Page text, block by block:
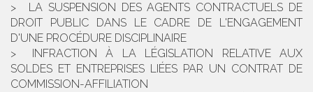
LA SUSPENSION DES AGENTS CONTRACTUELS DE
DROIT PUBLIC DANS LE CADRE DE L'ENGAGEMENT
D'UNE PROCÉDURE DISCIPLINAIRE
INFRACTION À LA LÉGISLATION RELATIVE AUX
SOLDES ET ENTREPRISES LIÉES PAR UN CONTRAT DE
COMMISSION-AFFILIATION